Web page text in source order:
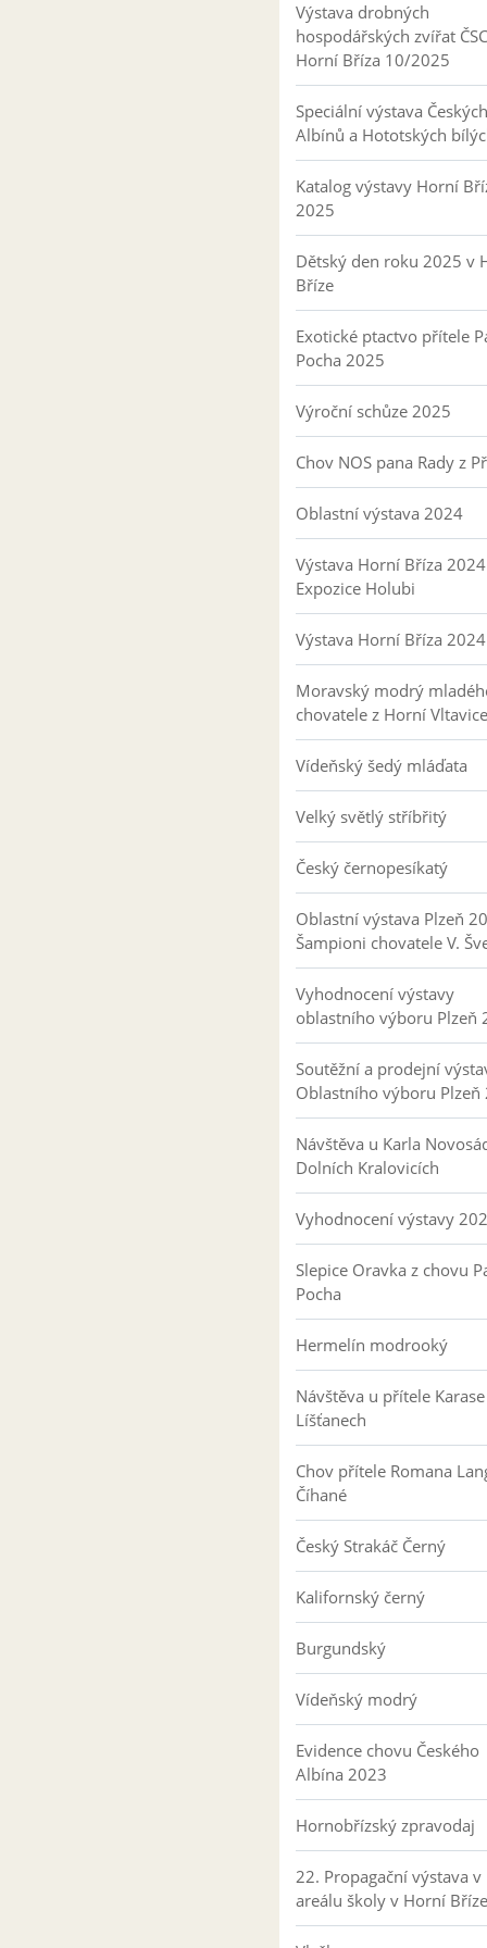
Výstava drobných
hospodářských zvířat
Horní Bříza 10/2025
Speciální výstava Českých
Albínů a Hototských
Katalog výstavy Horní
2025
Dětský den roku 2025 v
Bříze
Exotické ptactvo přítele
Pocha 2025
Výroční schůze 2025
Chov NOS pana Rady z
Oblastní výstava 2024
Výstava Horní Bříza 2024
Expozice Holubi
Výstava Horní Bříza 2024
Moravský modrý
chovatele z Horní Vltavice
Vídeňský šedý mláďata
Velký světlý stříbřitý
Český černopesíkatý
Oblastní výstava Plzeň
Šampioni chovatele V.
Vyhodnocení výstavy
oblastního výboru Plzeň
Soutěžní a prodejní
Oblastního výboru Plzeň
Návštěva u Karla
Dolních Kralovicích
Vyhodnocení výstavy
Slepice Oravka z chovu
Pocha
Hermelín modrooký
Návštěva u přítele
Líšťanech
Chov přítele Romana
Číhané
Český Strakáč Černý
Kalifornský černý
Burgundský
Vídeňský modrý
Evidence chovu Českého
Albína 2023
Hornobřízský zpravodaj
22. Propagační výstava v
areálu školy v Horní Bříze